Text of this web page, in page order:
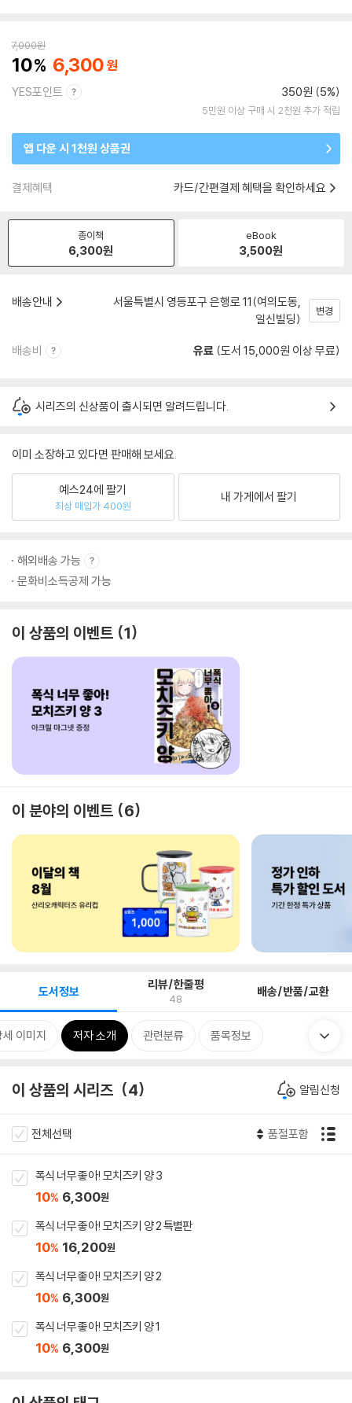
7,000원
10 6,300
YES포인트 350원 (5%)
5만원 이상 구매 시 2천원 추가 적립
앱 다운 시 1천원 상품권
결제혜택 카드/간편결제 혜택을 확인하세요
종이책
6,300원
eBook
3,500원
배송안내
서울특별시 영등포구 은행로 11(여의도동,
일신빌딩)
변경
배송비 유료 (도서 15,000원 이상 무료)
시리즈의 신상품이 출시되면 알려드립니다.
이미 소장하고 있다면 판매해 보세요.
예스24에 팔기
최상 매입가 400원
내 가게에서 팔기
해외배송 가능
문화비소득공제 가능
이 상품의 이벤트 1
이 분야의 이벤트 6
도서정보 리뷰/한줄평
48 배송/반품/교환
세 이미지 저자 소개 관련분류 품목정보
이 상품의 시리즈 4 알림신청
전체선택 품절포함
폭식 너무 좋아! 모치즈키 양 3
10% 6,300원
폭식 너무 좋아! 모치즈키 양 2 특별판
10% 16,200원
폭식 너무 좋아! 모치즈키 양 2
10% 6,300원
폭식 너무 좋아! 모치즈키 양 1
10% 6,300원